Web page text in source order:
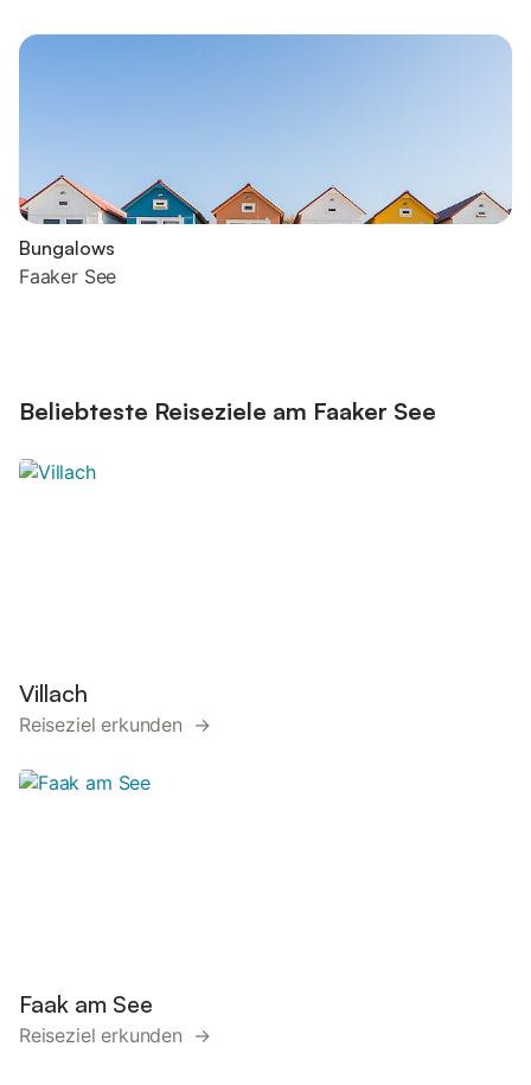
Bungalows
Faaker See
Beliebteste Reiseziele am Faaker See
Villach
Reiseziel erkunden →
Faak am See
Reiseziel erkunden →